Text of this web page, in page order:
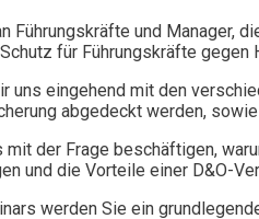
Führungskräfte und Manager,
für Führungskräfte
uns eingehend mit den
abgedeckt werden,
der Frage beschäftigen,
und die Vorteile einer D&O-
werden Sie ein